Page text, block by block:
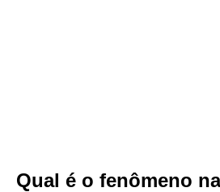
Qual é o fenômeno